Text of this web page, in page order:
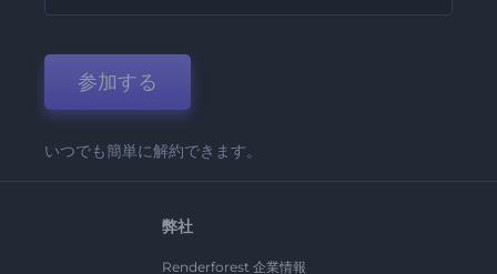
参加する
いつでも簡単に解約できます。
弊社
Renderforest 企業情報